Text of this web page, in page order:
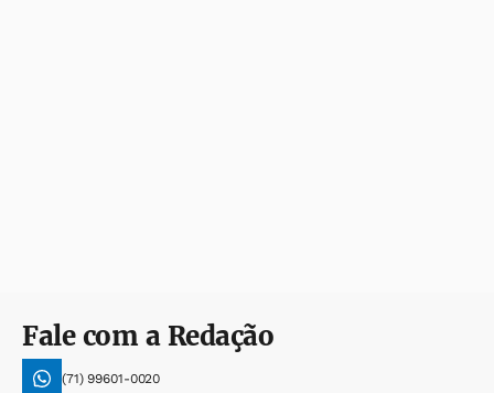
Fale com a Redação
(71) 99601-0020